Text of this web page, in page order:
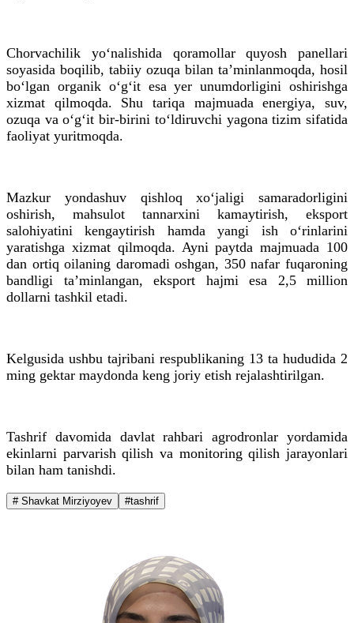
Chorvachilik yo‘nalishida qoramollar quyosh panellari
soyasida boqilib, tabiiy ozuqa bilan ta’minlanmoqda, hosil
bo‘lgan organik o‘g‘it esa yer unumdorligini oshirishga
xizmat qilmoqda. Shu tariqa majmuada energiya, suv,
ozuqa va o‘g‘it bir-birini to‘ldiruvchi yagona tizim sifatida
faoliyat yuritmoqda.
Mazkur yondashuv qishloq xo‘jaligi samaradorligini
oshirish, mahsulot tannarxini kamaytirish, eksport
salohiyatini kengaytirish hamda yangi ish o‘rinlarini
yaratishga xizmat qilmoqda. Ayni paytda majmuada 100
dan ortiq oilaning daromadi oshgan, 350 nafar fuqaroning
bandligi ta’minlangan, eksport hajmi esa 2,5 million
dollarni tashkil etadi.
Kelgusida ushbu tajribani respublikaning 13 ta hududida 2
ming gektar maydonda keng joriy etish rejalashtirilgan.
Tashrif davomida davlat rahbari agrodronlar yordamida
ekinlarni parvarish qilish va monitoring qilish jarayonlari
bilan ham tanishdi.
# Shavkat Mirziyoyev #tashrif